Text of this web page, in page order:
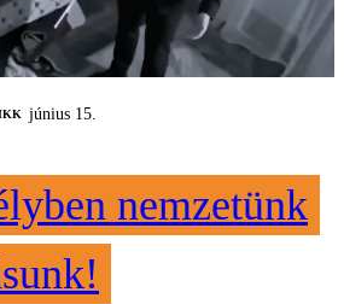
június 15.
nemzetünk